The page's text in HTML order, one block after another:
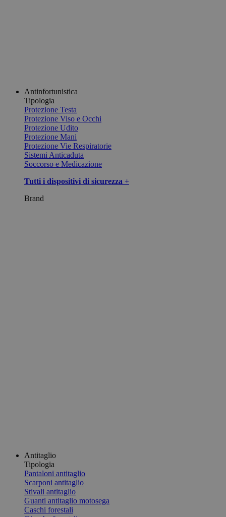
Antinfortunistica
Tipologia
Protezione Testa
Protezione Viso e Occhi
Protezione Udito
Protezione Mani
Protezione Vie Respiratorie
Sistemi Anticaduta
Soccorso e Medicazione
Tutti i dispositivi di sicurezza +
Brand
Antitaglio
Tipologia
Pantaloni antitaglio
Scarponi antitaglio
Stivali antitaglio
Guanti antitaglio motosega
Caschi forestali